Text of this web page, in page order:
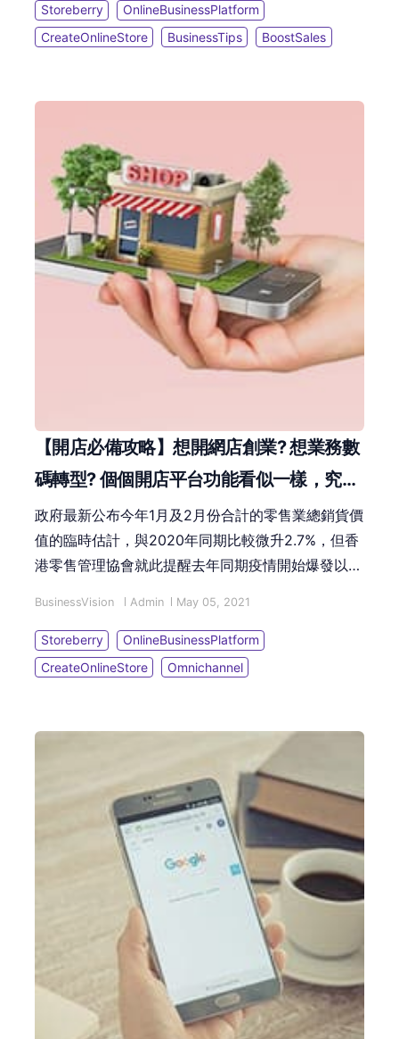
SEO工具可幫助優化您的網站，改善網站的缺點，進
而提升網站的搜尋引擎結果頁的排名。
Storeberry
OnlineBusinessPlatform
CreateOnlineStore
BusinessTips BoostSales
【開店必備攻略】想開網店創業? 想業務數
碼轉型? 個個開店平台功能看似一樣，究竟
網店平台邊間好?
政府最新公布今年1月及2月份合計的零售業總銷貨價
值的臨時估計，與2020年同期比較微升2.7%，但香
港零售管理協會就此提醒去年同期疫情開始爆發以致
BusinessVision Admin May 05, 2021
Storeberry
OnlineBusinessPlatform
CreateOnlineStore
Omnichannel